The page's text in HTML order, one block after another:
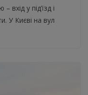
у під’їзд і
У Києві на вул